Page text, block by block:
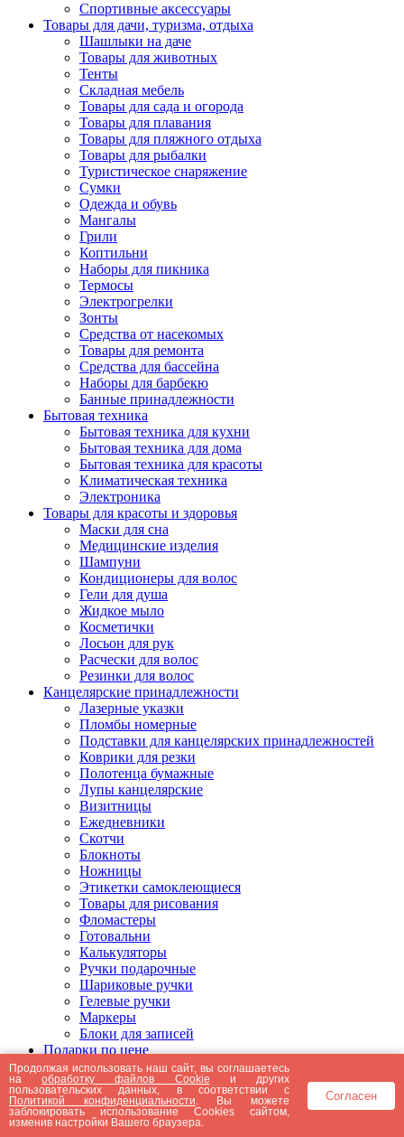
Спортивные аксессуары
Товары для дачи, туризма, отдыха
Шашлыки на даче
Товары для животных
Тенты
Складная мебель
Товары для сада и огорода
Товары для плавания
Товары для пляжного отдыха
Товары для рыбалки
Туристическое снаряжение
Сумки
Одежда и обувь
Мангалы
Грили
Коптильни
Наборы для пикника
Термосы
Электрогрелки
Зонты
Средства от насекомых
Товары для ремонта
Средства для бассейна
Наборы для барбекю
Банные принадлежности
Бытовая техника
Бытовая техника для кухни
Бытовая техника для дома
Бытовая техника для красоты
Климатическая техника
Электроника
Товары для красоты и здоровья
Маски для сна
Медицинские изделия
Шампуни
Кондиционеры для волос
Гели для душа
Жидкое мыло
Косметички
Лосьон для рук
Расчески для волос
Резинки для волос
Канцелярские принадлежности
Лазерные указки
Пломбы номерные
Подставки для канцелярских принадлежностей
Коврики для резки
Полотенца бумажные
Лупы канцелярские
Визитницы
Ежедневники
Скотчи
Блокноты
Ножницы
Этикетки самоклеющиеся
Товары для рисования
Фломастеры
Готовальни
Калькуляторы
Ручки подарочные
Шариковые ручки
Гелевые ручки
Маркеры
Блоки для записей
Подарки по цене
Подарки от 5000 рублей
Подарки до 5000 рублей
Подарки до 3000 рублей
Подарки до 2000 рублей
Подарки до 1000 рублей
Продолжая использовать наш сайт, вы соглашаетесь
наобработку файлов Cookie и других
пользовательских данных, в соответствии с
Политикой конфиденциальности . Вы можете
заблокировать использование Cookies сайтом,
изменив настройки Вашего браузера.
Согласен